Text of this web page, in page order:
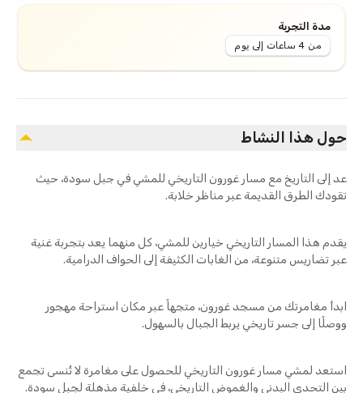
مدة التجربة
من 4 ساعات إلى يوم
حول هذا النشاط
عد إلى التاريخ مع مسار غورون التاريخي للمشي في جبل سودة، حيث
تقودك الطرق القديمة عبر مناظر خلابة.
يقدم هذا المسار التاريخي خيارين للمشي، كل منهما يعد بتجربة غنية
عبر تضاريس متنوعة، من الغابات الكثيفة إلى الحواف الدرامية.
ابدأ مغامرتك من مسجد غورون، متجهاً عبر مكان استراحة مهجور
ووصلًا إلى جسر تاريخي يربط الجبال بالسهول.
استعد لمشي مسار غورون التاريخي للحصول على مغامرة لا تُنسى تجمع
بين التحدي البدني والغموض التاريخي، في خلفية مذهلة لجبل سودة.